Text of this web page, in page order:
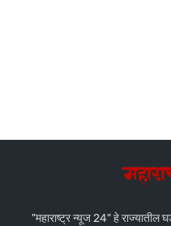
"महाराष्ट्र न्यूज 24" हे राज्यातील